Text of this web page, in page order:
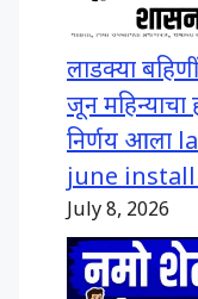
लाडक्या
जून महिन्याचा
निर्णय आला
june
July 8, 2026